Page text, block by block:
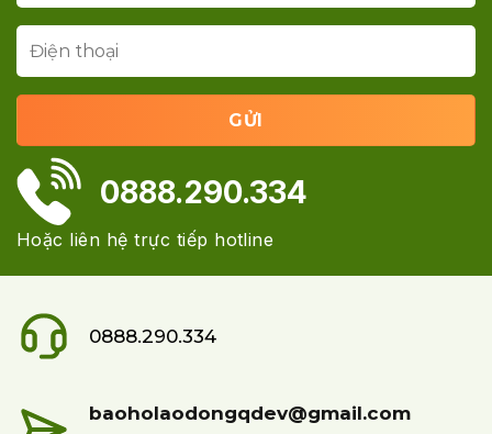
0888.290.334
Hoặc liên hệ trực tiếp hotline
0888.290.334
baoholaodongqdev@gmail.com